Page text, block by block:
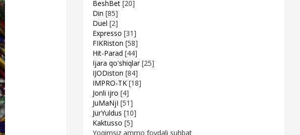
BeshBet [20]
Din [85]
Duel [2]
Expresso [31]
FIKRiston [58]
Hit-Parad [44]
Ijara qo'shiqlar [25]
IJODiston [84]
IMPRO-TK [18]
Jonli ijro [4]
JuMaNjI [51]
JurYuldus [10]
Kaktusso [5]
Yoqimsiz ammo foydali suhbat